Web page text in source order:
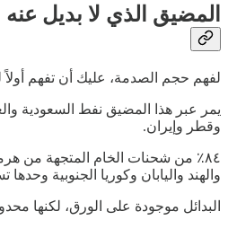
المضيق الذي لا بديل عنه
لفهم حجم الصدمة، عليك أن تفهم أولاً
يمر عبر هذا المضيق نفط السعودية
وقطر وإيران.
٨٤٪ من شحنات الخام المتجهة من
والهند واليابان وكوريا الجنوبية وحدها تستقبل ٦٩٪ من
البدائل موجودة على الورق، لكنها